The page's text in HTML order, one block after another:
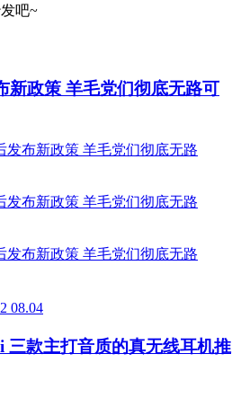
吧~
新政策 羊毛党们彻底无路可
08.04
三款主打音质的真无线耳机推